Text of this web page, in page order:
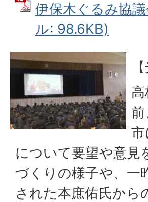
伊保木ぐるみ協
ル: 98.6KB)
について要望や意見
づくりの様子や、一
された本庶佑氏から